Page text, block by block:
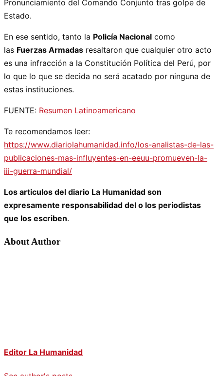
Pronunciamiento del Comando Conjunto tras golpe de
Estado.
En ese sentido, tanto la Policía Nacional como
las Fuerzas Armadas resaltaron que cualquier otro acto
es una infracción a la Constitución Política del Perú, por
lo que lo que se decida no será acatado por ninguna de
estas instituciones.
FUENTE: Resumen Latinoamericano
Te recomendamos leer:
https://www.diariolahumanidad.info/los-analistas-de-las-
publicaciones-mas-influyentes-en-eeuu-promueven-la-
iii-guerra-mundial/
Los articulos del diario La Humanidad son
expresamente responsabilidad del o los periodistas
que los escriben.
About Author
Editor La Humanidad